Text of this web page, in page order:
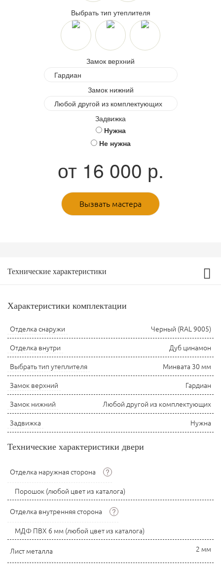
Выбрать тип утеплителя
Замок верхний
Замок нижний
Задвижка
Нужна
Не нужна
от 16 000 р.
Вызвать мастера
Технические характеристики
Характеристики комплектации
Отделка снаружи Черный (RAL 9005)
Отделка внутри Дуб цинамон
Выбрать тип утеплителя Минвата 30 мм
Замок верхний Гардиан
Замок нижний Любой другой из комплектующих
Задвижка Нужна
Технические характеристики двери
Отделка наружная сторона ?
Порошок (любой цвет из каталога)
Отделка внутренняя сторона ?
МДФ ПВХ 6 мм (любой цвет из каталога)
Лист металла 2 мм